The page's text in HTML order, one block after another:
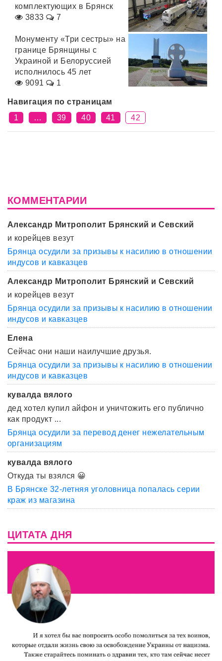
комплектующих в Брянск
3833
7
Монументу «Три сестры» на
границе Брянщины с
Украиной и Белоруссией
исполнилось 45 лет
9091
1
Навигация по страницам
1
… 39 40 41 42
КОММЕНТАРИИ
Александр Митрополит Брянский и Севский
и корейцев везут
Брянца осудили за призывы к насилию в отношении
индусов и кавказцев
Александр Митрополит Брянский и Севский
и корейцев везут
Брянца осудили за призывы к насилию в отношении
индусов и кавказцев
Елена
Сейчас они наши наилучшие друзья.
Брянца осудили за призывы к насилию в отношении
индусов и кавказцев
кувалда вялого
дед хотел купил айфон и уничтожить его публично
как продукт ...
Брянца осудили за перевод денег нежелательным
организациям
кувалда вялого
Откуда ты взялся 😀
В Брянске 32-летняя уголовница попалась серии
краж из магазина
ЦИТАТА ДНЯ